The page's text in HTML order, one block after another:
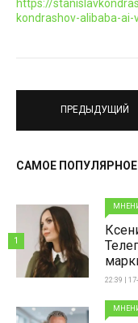
https://
kondrashov-alibaba-
ПРЕДЫДУЩИЙ
САМОЕ ПОПУЛЯРНОЕ
22:39 |
1